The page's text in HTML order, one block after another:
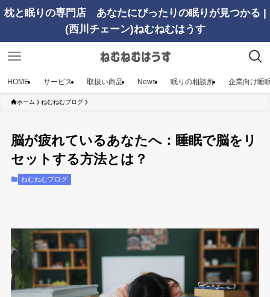
枕と眠りの専門店 あなたにぴったりの眠りが見つかる |
(西川チェーン)ねむねむはうす
HOME サービス 取扱い商品 News 眠りの相談所 企業向け睡
ホーム ねむねむブログ
脳が疲れているあなたへ：睡眠で脳をリ
セットする方法とは？
ねむねむブログ